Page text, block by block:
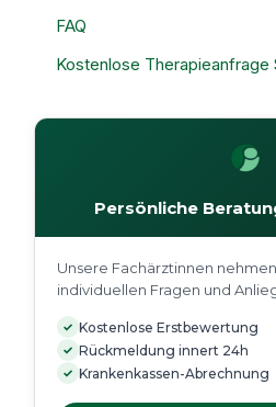
FAQ
Kostenlose Therapieanfrage
Persönliche
Unsere Fachärztinnen
individuellen Fragen und
✓ Kostenlose Erstbewertung
✓ Rückmeldung innert 24h
✓ Krankenkassen-Abrechnung